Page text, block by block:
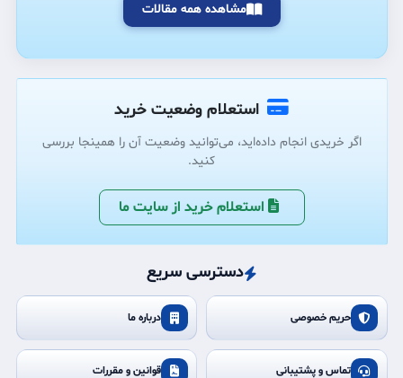
مشاهده همه مقالات
استعلام وضعیت خرید
اگر خریدی انجام داده‌اید، می‌توانید وضعیت آن را همینجا بررسی
کنید.
استعلام خرید از سایت ما
دسترسی سریع
حریم خصوصی درباره ما
تماس و پشتیبانی قوانین و مقررات